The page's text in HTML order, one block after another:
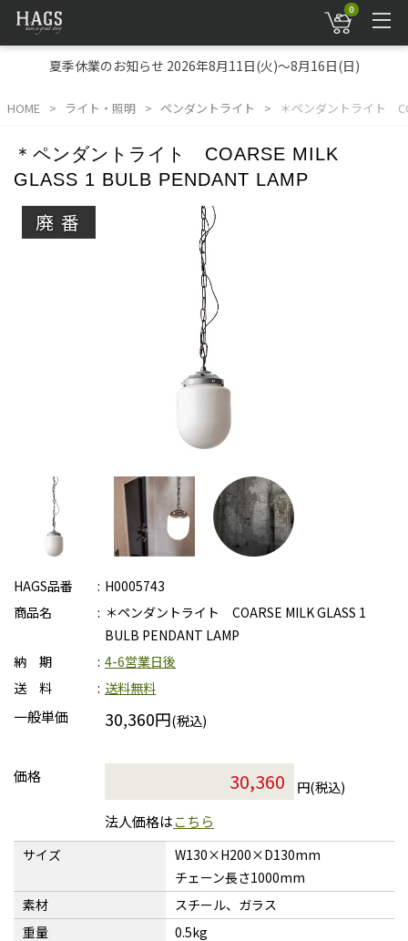
0
夏季休業のお知らせ 2026年8月11日(火)～8月16日(日)
HOME ライト・照明 ペンダントライト ＊ペンダントライト
＊ペンダントライト COARSE MILK
GLASS 1 BULB PENDANT LAMP
廃番
HAGS品番
H0005743
商品名
＊ペンダントライト COARSE MILK GLASS 1
BULB PENDANT LAMP
納 期
4-6営業日後
送 料
送料無料
一般単価 30,360円(税込)
価格
円(税込)
法人価格はこちら
サイズ
W130×H200×D130mm
チェーン長さ1000mm
素材
スチール、ガラス
重量
0.5kg